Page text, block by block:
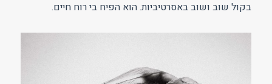
בקול שוב ושוב באסרטיביות. הוא הפיח בי רוח חיים.